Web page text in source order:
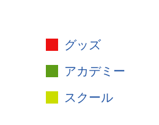
グッズ
アカデミー
スクール